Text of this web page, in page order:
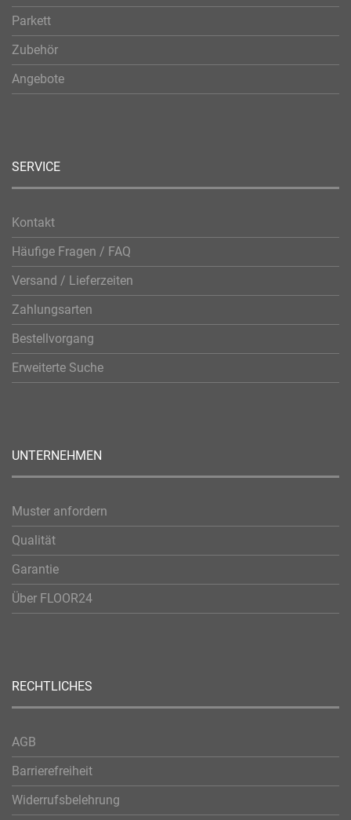
Parkett
Zubehör
Angebote
SERVICE
Kontakt
Häufige Fragen / FAQ
Versand / Lieferzeiten
Zahlungsarten
Bestellvorgang
Erweiterte Suche
UNTERNEHMEN
Muster anfordern
Qualität
Garantie
Über FLOOR24
RECHTLICHES
AGB
Barrierefreiheit
Widerrufsbelehrung